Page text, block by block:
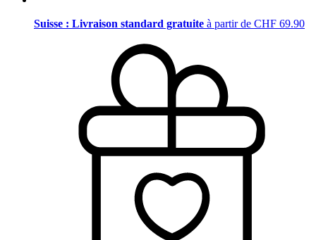
Suisse : Livraison standard gratuite à partir de CHF 69.90